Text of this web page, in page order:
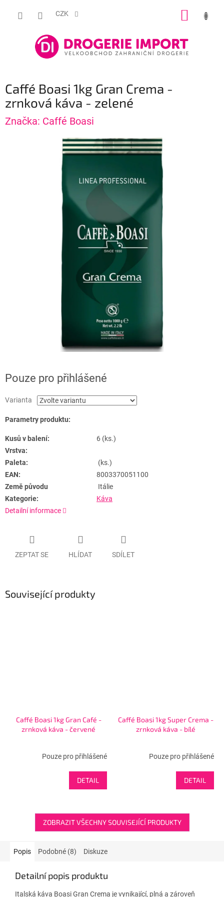
CZK
Caffé Boasi 1kg Gran Crema -
zrnková káva - zelené
Značka: Caffé Boasi
Pouze pro přihlášené
Varianta
Parametry produktu:
Kusů v balení:
6 (ks.)
Vrstva:
Paleta:
(ks.)
EAN:
8003370051100
Země původu
Itálie
Kategorie:
Káva
Detailní informace
ZEPTAT SE HLÍDAT SDÍLET
Související produkty
Caffé Boasi 1kg Gran Café -
zrnková káva - červené
Pouze pro přihlášené
DETAIL
Caffé Boasi 1kg Super Crema -
zrnková káva - bílé
Pouze pro přihlášené
DETAIL
ZOBRAZIT VŠECHNY SOUVISEJÍCÍ PRODUKTY
Popis Podobné (8) Diskuze
Detailní popis produktu
Italská káva Boasi Gran Crema je vynikající, plná a zároveň